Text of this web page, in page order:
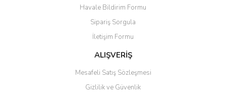
Ürün açıklamasında eksik bilgiler bulunuyor.
Ürün bilgilerinde hatalar bulunuyor.
Ürün fiyatı diğer sitelerden daha pahalı.
Bu ürüne benzer farklı alternatifler olmalı.
Havale Bildirim Formu
Sipariş Sorgula
İletişim Formu
ALIŞVERİŞ
Mesafeli Satış Sözleşmesi
Gizlilik ve Güvenlik